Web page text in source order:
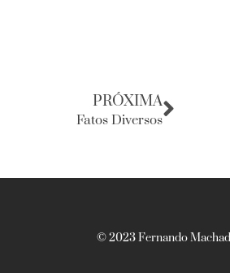
PRÓXIMA
Fatos Diversos
© 2023 Fernando